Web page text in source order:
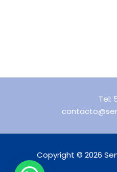
Tel:
Copyright © 2026